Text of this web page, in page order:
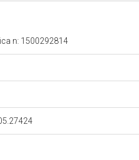
n: 1500292814